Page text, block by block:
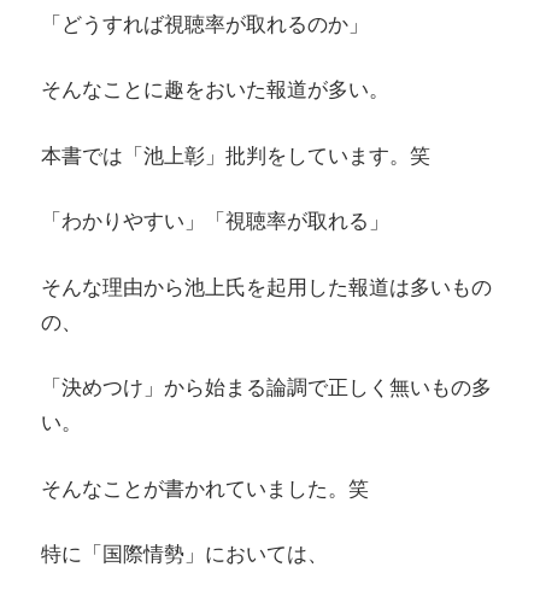
「どうすれば視聴率が取れるのか」
そんなことに趣をおいた報道が多い。
本書では「池上彰」批判をしています。笑
「わかりやすい」「視聴率が取れる」
そんな理由から池上氏を起用した報道は多いもの
の、
「決めつけ」から始まる論調で正しく無いもの多
い。
そんなことが書かれていました。笑
特に「国際情勢」においては、